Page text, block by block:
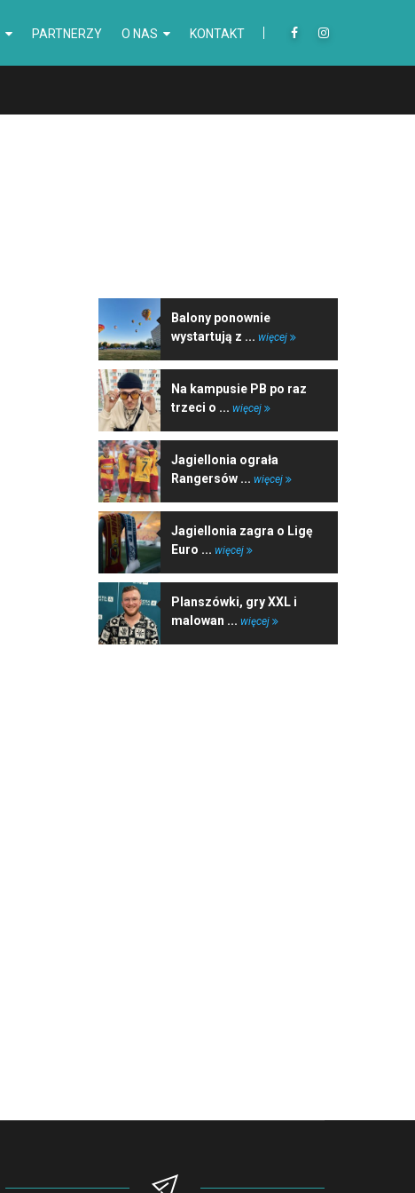
PARTNERZY O NAS KONTAKT
Balony ponownie
wystartują z ... więcej
Na kampusie PB po raz
trzeci o ... więcej
Jagiellonia ograła
Rangersów ... więcej
Jagiellonia zagra o Ligę
Euro ... więcej
Planszówki, gry XXL i
malowan ... więcej